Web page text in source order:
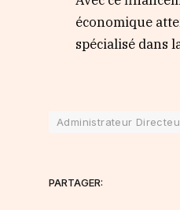
économique
spécialisé dans
Administrateur
PARTAGER: